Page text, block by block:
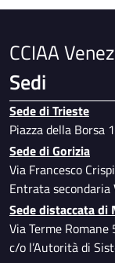
CCIAA
Sedi
Sede di Trieste
Piazza della Borsa
Sede di Gorizia
Via Francesco
Entrata
Sede distaccata di
Via Terme
c/o l’Autorità di